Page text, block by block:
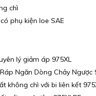
chì
phụ kiện loe SAE
lý giảm áp 975XL
Ngăn Dòng Chảy Ngược
không chì với bi liên kết